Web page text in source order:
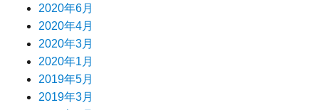
2020年6月
2020年4月
2020年3月
2020年1月
2019年5月
2019年3月